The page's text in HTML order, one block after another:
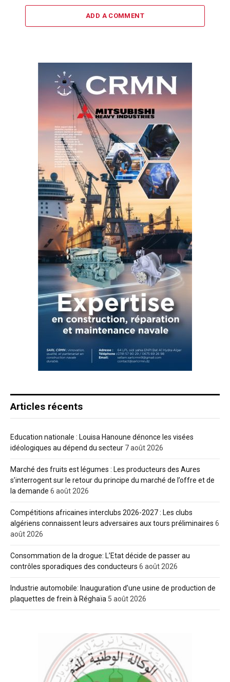
ADD A COMMENT
Articles récents
Education nationale : Louisa Hanoune dénonce les visées
idéologiques au dépend du secteur 7 août 2026
Marché des fruits est légumes : Les producteurs des Aures
s’interrogent sur le retour du principe du marché de l’offre et de
la demande 6 août 2026
Compétitions africaines interclubs 2026-2027 : Les clubs
algériens connaissent leurs adversaires aux tours préliminaires 6
août 2026
Consommation de la drogue: L’Etat décide de passer au
contrôles sporadiques des conducteurs 6 août 2026
Industrie automobile: Inauguration d’une usine de production de
plaquettes de frein à Réghaïa 5 août 2026